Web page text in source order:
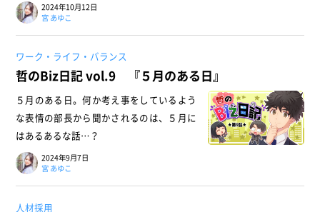
2024年10月12日
宮 あゆこ
ワーク・ライフ・バランス
哲のBiz日記 vol.9 『５月のある日』
５月のある日。何か考え事をしているよう
な表情の部長から聞かされるのは、５月に
はあるあるな話…？
2024年9月7日
宮 あゆこ
人材採用